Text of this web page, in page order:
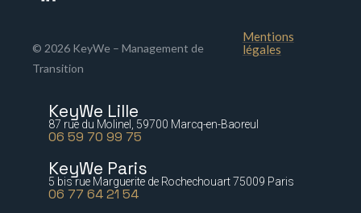
© 2026 KeyWe – Management de
Transition
Mentions
légales
KeyWe Lille
87 rue du Molinel, 59700 Marcq-en-Baoreul
06 59 70 99 75
KeyWe Paris
5 bis rue Marguerite de Rochechouart 75009 Paris
06 77 64 21 54